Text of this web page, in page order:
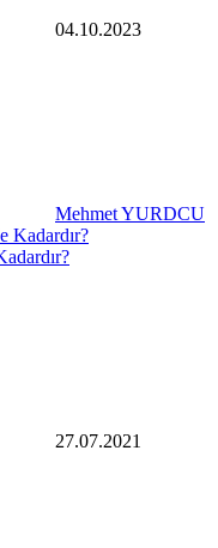
04.10.2023
Mehmet YURDCU
27.07.2021